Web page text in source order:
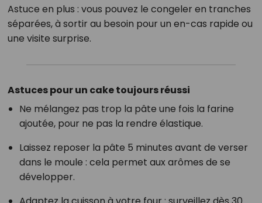
Astuce en plus : vous pouvez le congeler en tranches
séparées, à sortir au besoin pour un en-cas rapide ou
une visite surprise.
Astuces pour un cake toujours réussi
Ne mélangez pas trop la pâte une fois la farine
ajoutée, pour ne pas la rendre élastique.
Laissez reposer la pâte 5 minutes avant de verser
dans le moule : cela permet aux arômes de se
développer.